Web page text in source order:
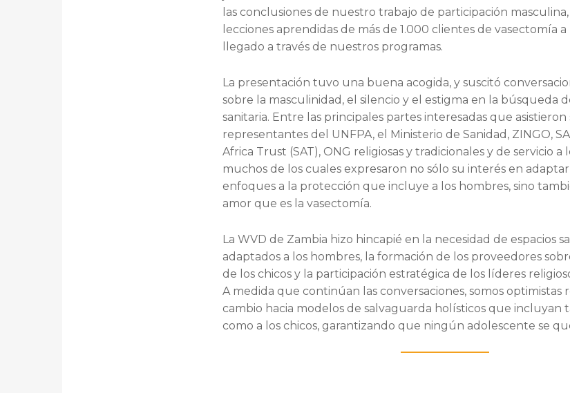
las conclusiones de nuestro trabajo de participación
lecciones aprendidas de más de 1.000 clientes de vasectomía
llegado a través de nuestros programas.
La presentación tuvo una buena acogida, y suscitó
sobre la masculinidad, el silencio y el estigma en la búsqueda
sanitaria. Entre las principales partes interesadas que
representantes del UNFPA, el Ministerio de Sanidad, ZINGO,
Africa Trust (SAT), ONG religiosas y tradicionales y de servicio a
muchos de los cuales expresaron no sólo su interés en
enfoques a la protección que incluye a los hombres, sino
amor que es la vasectomía.
La WVD de Zambia hizo hincapié en la necesidad de espacios
adaptados a los hombres, la formación de los proveedores
de los chicos y la participación estratégica de los líderes
A medida que continúan las conversaciones, somos optimistas
cambio hacia modelos de salvaguarda holísticos que incluyan
como a los chicos, garantizando que ningún adolescente se